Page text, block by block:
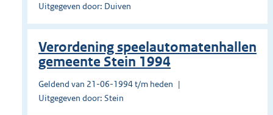
Uitgegeven door: Duiven
Verordening speelautomatenhallen
gemeente Stein 1994
Geldend van 21-06-1994 t/m heden
Uitgegeven door: Stein